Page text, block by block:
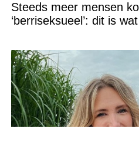
Steeds meer mensen
‘berriseksueel’: dit is